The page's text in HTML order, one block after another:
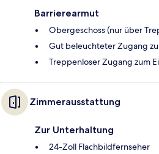
Barrierearmut
Obergeschoss (nur über
Gut beleuchteter Zugang
Treppenloser Zugang zum
Zimmerausstattung
Zur Unterhaltung
24-Zoll Flachbildfernseher